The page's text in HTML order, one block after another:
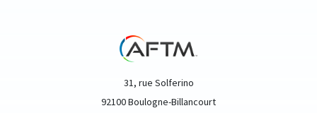
31, rue Solferino
92100 Boulogne-Billancourt